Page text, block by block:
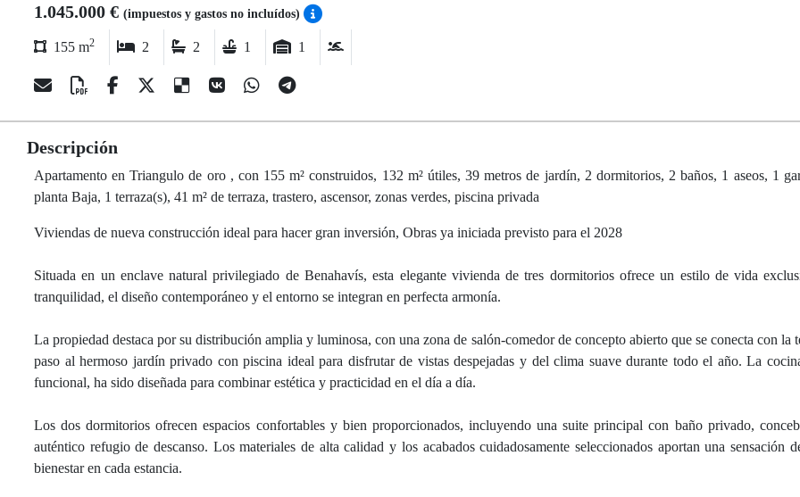
1.045.000 € (impuestos y gastos no incluídos)
155 m2 2 2 1 1
Descripción
Apartamento en Triangulo de oro , con 155 m² construidos, 132 m² útiles, 39 metros de jardín, 2 dormitorios, 2 baños, 1 aseos, 1
planta Baja, 1 terraza(s), 41 m² de terraza, trastero, ascensor, zonas verdes, piscina privada
Viviendas de nueva construcción ideal para hacer gran inversión, Obras ya iniciada previsto para el 2028
Situada en un enclave natural privilegiado de Benahavís, esta elegante vivienda de tres dormitorios ofrece un estilo de vida
tranquilidad, el diseño contemporáneo y el entorno se integran en perfecta armonía.
La propiedad destaca por su distribución amplia y luminosa, con una zona de salón-comedor de concepto abierto que se conecta con la
paso al hermoso jardín privado con piscina ideal para disfrutar de vistas despejadas y del clima suave durante todo el año. La
funcional, ha sido diseñada para combinar estética y practicidad en el día a día.
Los dos dormitorios ofrecen espacios confortables y bien proporcionados, incluyendo una suite principal con baño privado,
auténtico refugio de descanso. Los materiales de alta calidad y los acabados cuidadosamente seleccionados aportan una sensación
bienestar en cada estancia.